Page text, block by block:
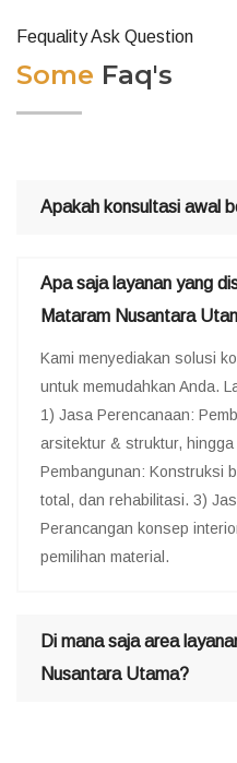
Fequality Ask Question
Some Faq's
Apakah konsultasi awal
Apa saja layanan yang
Mataram Nusantara
Kami menyediakan solusi
untuk memudahkan Anda.
1) Jasa Perencanaan:
arsitektur & struktur,
Pembangunan: Konstruksi
total, dan rehabilitasi. 3)
Perancangan konsep
pemilihan material.
Di mana saja area
Nusantara Utama?